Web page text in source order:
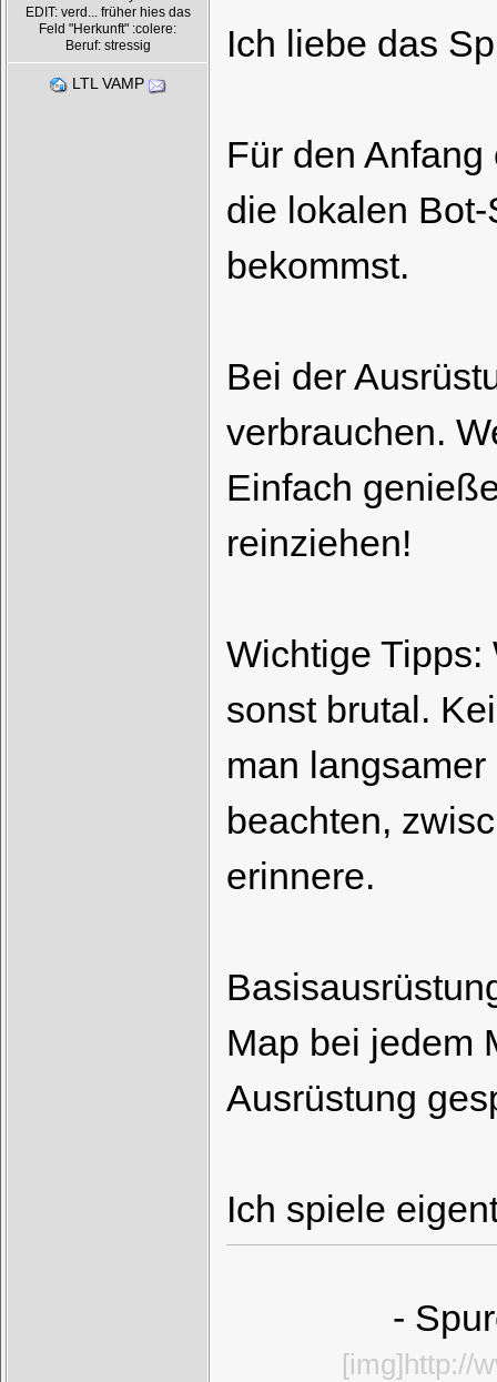
EDIT: verd... früher hies das
Feld "Herkunft" :colere:
Beruf: stressig
LTL VAMP
Ich liebe das
Für den
die lokalen
bekommst.
Bei der
verbrauchen.
Einfach
reinziehen!
Wichtige Tipps:
sonst brutal.
man
beachten,
erinnere.
Map bei jedem
Ausrüstung
Ich spiele
-
[img]http://